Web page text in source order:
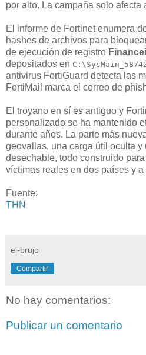
por alto. La campaña solo afecta
El informe de Fortinet enumera
hashes de archivos para
de ejecución de registro
depositados en
antivirus FortiGuard detecta las
FortiMail marca el correo de
El troyano en sí es antiguo y
personalizado se ha mantenido
durante años. La parte más
geovallas, una carga útil oculta y
desechable, todo construido
víctimas reales en dos países y a
Fuente:
THN
el-brujo
Compartir
No hay comentarios:
Publicar un comentario